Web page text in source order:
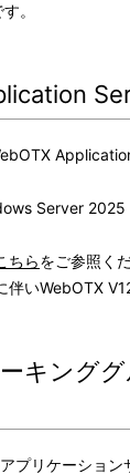
。
Server 2025
ちらをご参照く
伴いWebOTX
キング
プリケーション